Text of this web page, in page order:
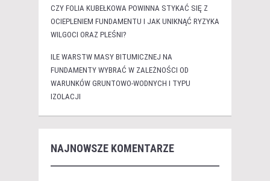
CZY FOLIA KUBEŁKOWA POWINNA STYKAĆ SIĘ Z
OCIEPLENIEM FUNDAMENTU I JAK UNIKNĄĆ RYZYKA
WILGOCI ORAZ PLEŚNI?
ILE WARSTW MASY BITUMICZNEJ NA
FUNDAMENTY WYBRAĆ W ZALEŻNOŚCI OD
WARUNKÓW GRUNTOWO-WODNYCH I TYPU
IZOLACJI
NAJNOWSZE KOMENTARZE